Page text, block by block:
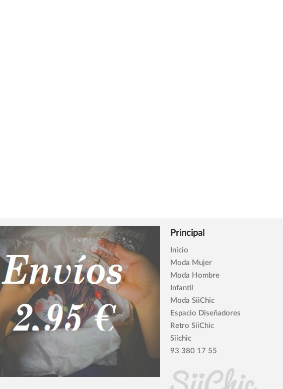
Principal
Inicio
Moda Mujer
Moda Hombre
Infantil
Moda SiiChic
Espacio Diseñadores
Retro SiiChic
Siichic
93 380 17 55